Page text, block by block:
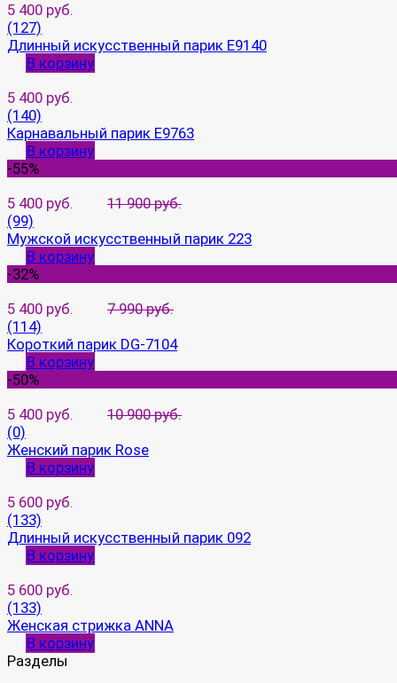
5 400 руб.
(127)
Длинный искусственный парик E9140
В корзину
5 400 руб.
(140)
Карнавальный парик E9763
В корзину
-55%
5 400 руб.
11 900 руб.
(99)
Мужской искусственный парик 223
В корзину
-32%
5 400 руб.
7 990 руб.
(114)
Короткий парик DG-7104
В корзину
-50%
5 400 руб.
10 900 руб.
(0)
Женский парик Rose
В корзину
5 600 руб.
(133)
Длинный искусственный парик 092
В корзину
5 600 руб.
(133)
Женская стрижка ANNA
В корзину
Разделы